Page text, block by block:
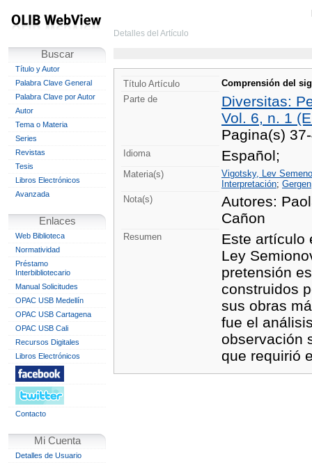
Buscar
Título y Autor
Palabra Clave General
Palabra Clave por Autor
Autor
Tema o Materia
Series
Revistas
Tesis
Libros Electrónicos
Avanzada
Enlaces
Web Biblioteca
Normatividad
Préstamo
Interbibliotecario
Manual Solicitudes
OPAC USB Medellín
OPAC USB Cartagena
OPAC USB Cali
Recursos Digitales
Libros Electrónicos
Contacto
Mi Cuenta
Detalles de Usuario
Detalles del Artículo
Título Artículo
Comprensión del
Parte de
Diversitas:
Vol. 6, n. 1
Pagina(s)
Idioma Español;
Materia(s)
Vigotsky, Lev
Interpretación;
Nota(s)
Autores:
Cañon
Resumen
Este artículo
Ley
pretensión
construidos
sus obras
fue el
observación
que requirió